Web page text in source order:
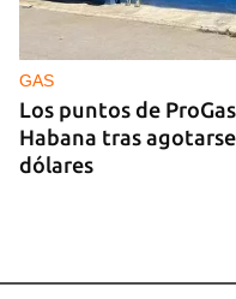
GAS
Los puntos de
Habana tras
dólares